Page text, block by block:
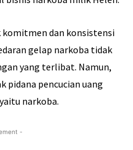
komitmen dan konsistensi
gelap narkoba tidak
yang terlibat. Namun,
pidana pencucian uang
narkoba.
-